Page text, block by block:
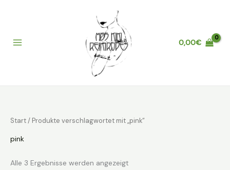
0,00€
Start/ Produkte verschlagwortet mit „pink“
pink
Alle 3 Ergebnisse werden angezeigt